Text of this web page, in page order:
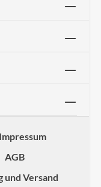
Impressum
AGB
und Versand